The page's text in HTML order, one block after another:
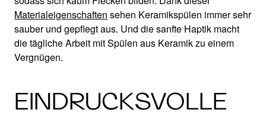
Materialeigenschaften sehen Keramikspülen immer sehr
sauber und gepflegt aus. Und die sanfte Haptik macht
die tägliche Arbeit mit Spülen aus Keramik zu einem
Vergnügen.
EINDRUCKSVOLLE